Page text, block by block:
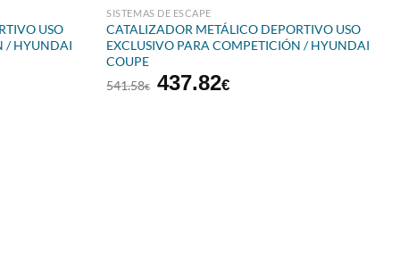
USO
/ HYUNDAI
SISTEMAS DE ESCAPE
CATALIZADOR METÁLICO DEPORTIVO USO
EXCLUSIVO PARA COMPETICIÓN / HYUNDAI
COUPE
541.58€
El
437.82€El